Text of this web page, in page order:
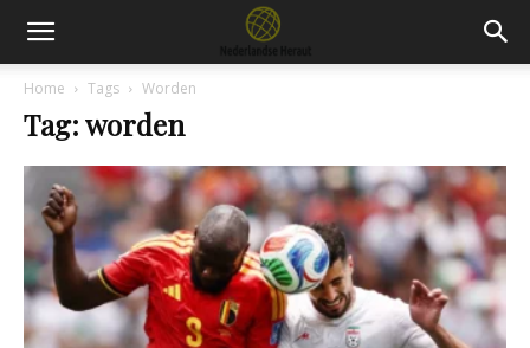
Home Tags Worden
Tag: worden